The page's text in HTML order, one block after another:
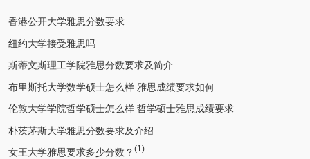
香港公开大学雅思分数要求
纽约大学接受雅思吗
斯蒂文斯理工学院雅思分数要求及简介
布里斯托大学数学硕士怎么样 雅思成绩要求如何
伦敦大学学院哲学硕士怎么样 哲学硕士雅思成绩要求
朴茨茅斯大学雅思分数要求及介绍
女王大学雅思要求多少分数？ (1)